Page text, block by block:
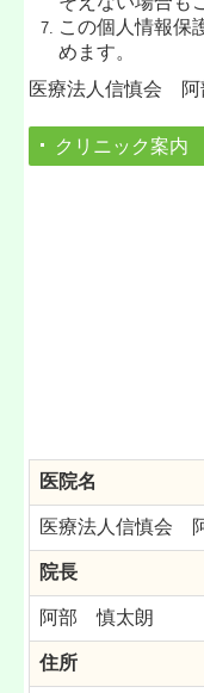
この個人情報保
めます。
医療法人信慎会
クリニック案内
医院名
医療法人信慎会
院長
阿部 慎太朗
住所